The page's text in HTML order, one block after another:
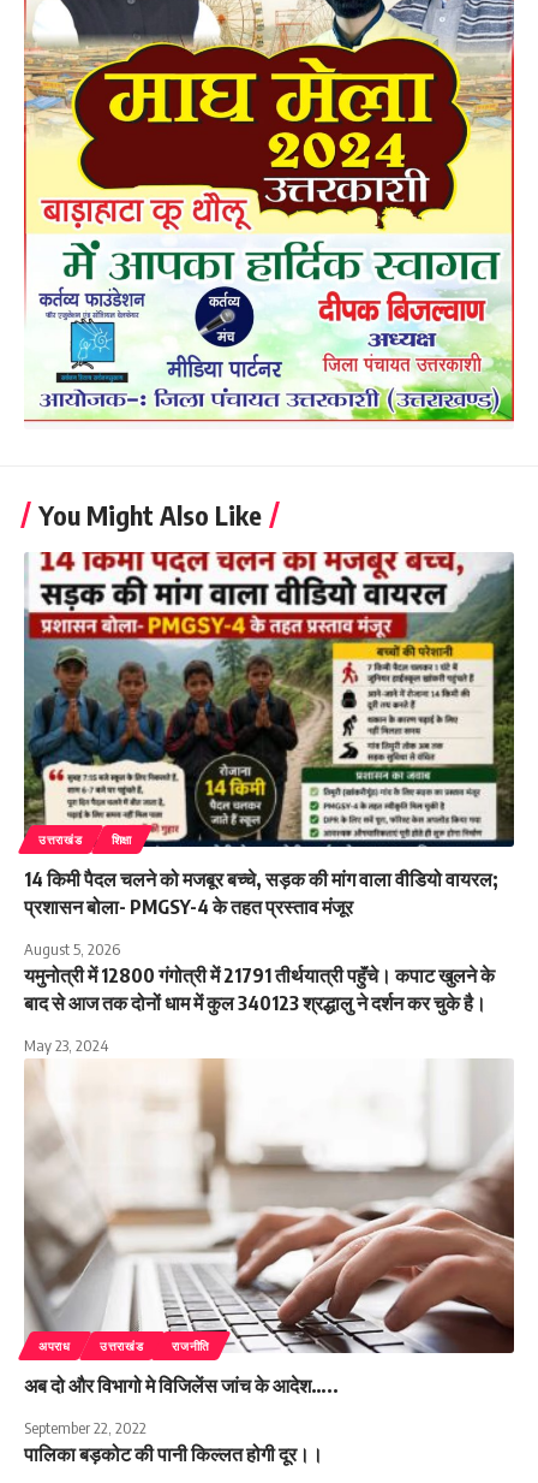
You Might Also Like
उत्तराखंड शिक्षा
14 किमी पैदल चलने को मजबूर बच्चे, सड़क की मांग वाला वीडियो वायरल;
प्रशासन बोला- PMGSY-4 के तहत प्रस्ताव मंजूर
August 5, 2026
यमुनोत्री में 12800 गंगोत्री में 21791 तीर्थयात्री पहॅुंचे। कपाट खुलने के
बाद से आज तक दोनों धाम में कुल 340123 श्रद्धालु ने दर्शन कर चुके है।
May 23, 2024
अपराध उत्तराखंड राजनीति
अब दो और विभागो मे विजिलेंस जांच के आदेश…..
September 22, 2022
पालिका बड़कोट की पानी किल्लत होगी दूर।।